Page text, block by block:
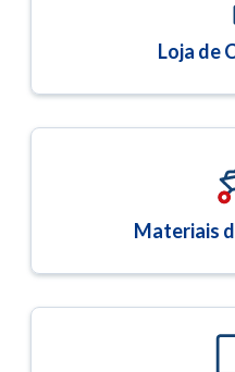
Loja de
Materiais